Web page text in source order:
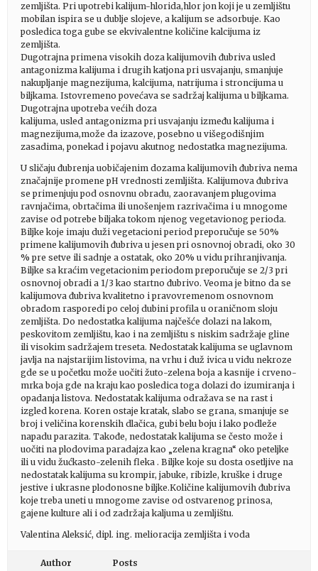
zemljišta. Pri upotrebi kalijum-hlorida,hlor jon koji je u zemljištu
mobilan ispira se u dublje slojeve, a kalijum se adsorbuje. Kao
posledica toga gube se ekvivalentne količine kalcijuma iz
zemljišta.
Dugotrajna primena visokih doza kalijumovih đubriva usled
antagonizma kalijuma i drugih katjona pri usvajanju, smanjuje
nakupljanje magnezijuma, kalcijuma, natrijuma i stroncijuma u
biljkama. Istovremeno povećava se sadržaj kalijuma u biljkama.
Dugotrajna upotreba većih doza
kalijuma, usled antagonizma pri usvajanju između kalijuma i
magnezijuma,može da izazove, posebno u višegodišnjim
zasadima, ponekad i pojavu akutnog nedostatka magnezijuma.
U sličaju đubrenja uobičajenim dozama kalijumovih đubriva nema
značajnije promene pH vrednosti zemljišta. Kalijumova đubriva
se primenjuju pod osnovnu obradu, zaoravanjem plugovima
ravnjačima, obrtačima ili unošenjem razrivačima i u mnogome
zavise od potrebe biljaka tokom njenog vegetavionog perioda.
Biljke koje imaju duži vegetacioni period preporučuje se 50%
primene kalijumovih đubriva u jesen pri osnovnoj obradi, oko 30
% pre setve ili sadnje a ostatak, oko 20% u vidu prihranjivanja.
Biljke sa kraćim vegetacionim periodom preporučuje se 2/3 pri
osnovnoj obradi a 1/3 kao startno đubrivo. Veoma je bitno da se
kalijumova đubriva kvalitetno i pravovremenom osnovnom
obradom rasporedi po celoj dubini profila u oraničnom sloju
zemljišta. Do nedostatka kalijuma najčešće dolazi na lakom,
peskovitom zemljištu, kao i na zemljištu s niskim sadržaje gline
ili visokim sadržajem treseta. Nedostatak kalijuma se uglavnom
javlja na najstarijim listovima, na vrhu i duž ivica u vidu nekroze
gde se u početku može uočiti žuto-zelena boja a kasnije i crveno-
mrka boja gde na kraju kao posledica toga dolazi do izumiranja i
opadanja listova. Nedostatak kalijuma odražava se na rast i
izgled korena. Koren ostaje kratak, slabo se grana, smanjuje se
broj i veličina korenskih dlačica, gubi belu boju i lako podleže
napadu parazita. Takođe, nedostatak kalijuma se često može i
uočiti na plodovima paradajza kao „zelena kragna“ oko peteljke
ili u vidu žućkasto-zelenih fleka . Biljke koje su dosta osetljive na
nedostatak kalijuma su krompir, jabuke, ribizle, kruške i druge
jestive i ukrasne plodonosne biljke.Količine kalijumovih đubriva
koje treba uneti u mnogome zavise od ostvarenog prinosa,
gajene kulture ali i od zadržaja kaljuma u zemljištu.
Valentina Aleksić, dipl. ing. melioracija zemljišta i voda
Author Posts